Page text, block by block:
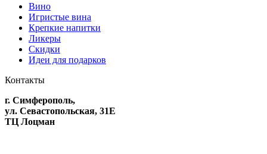
Вино
Игристые вина
Крепкие напитки
Ликеры
Скидки
Идеи для подарков
Контакты
г. Симферополь,
ул. Севастопольская, 31Е
ТЦ Лоцман